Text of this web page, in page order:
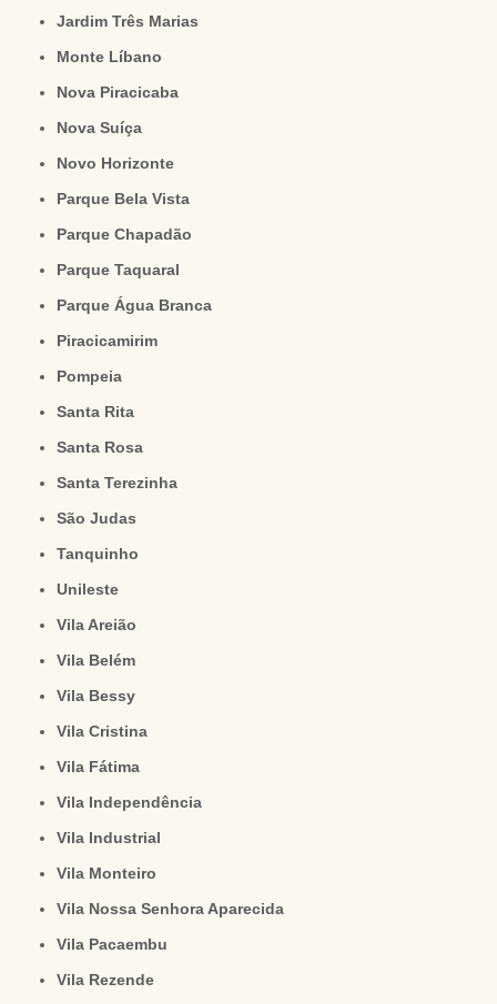
Jardim Três Marias
Monte Líbano
Nova Piracicaba
Nova Suíça
Novo Horizonte
Parque Bela Vista
Parque Chapadão
Parque Taquaral
Parque Água Branca
Piracicamirim
Pompeia
Santa Rita
Santa Rosa
Santa Terezinha
São Judas
Tanquinho
Unileste
Vila Areião
Vila Belém
Vila Bessy
Vila Cristina
Vila Fátima
Vila Independência
Vila Industrial
Vila Monteiro
Vila Nossa Senhora Aparecida
Vila Pacaembu
Vila Rezende